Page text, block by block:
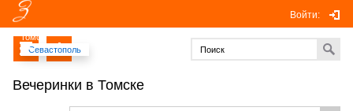
Томск
Севастополь
Вечеринки в Томске
Войти: